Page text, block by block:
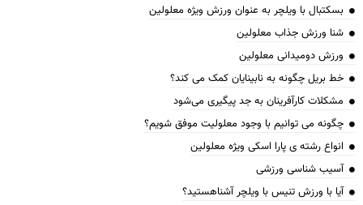
بسکتبال با ویلچر به عنوان ورزش ویژه معلولین
شنا ورزش جذاب معلولین
ورزش دومیدانی معلولین
خط بریل چگونه به نابینایان کمک می کند؟
مشکلات کارآفرینان به جد پیگیری می‌شود
چگونه می توانیم با وجود معلولیت موفق شویم؟
انواع رشته ی پارا اسکی ویژه معلولین
آسیب شناسی ورزشی
آیا با ورزش تنیس با ویلچر آشناهستید؟